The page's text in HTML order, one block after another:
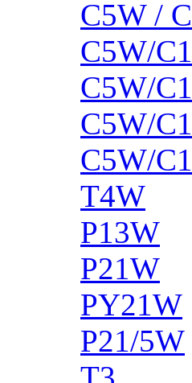
C5W /
C5W/
C5W/
C5W/
C5W/
T4W
P13W
P21W
PY21W
P21/5W